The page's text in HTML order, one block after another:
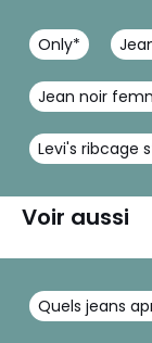
Only*
Jean noir
Levi's ribcage
Voir aussi
Quels jeans